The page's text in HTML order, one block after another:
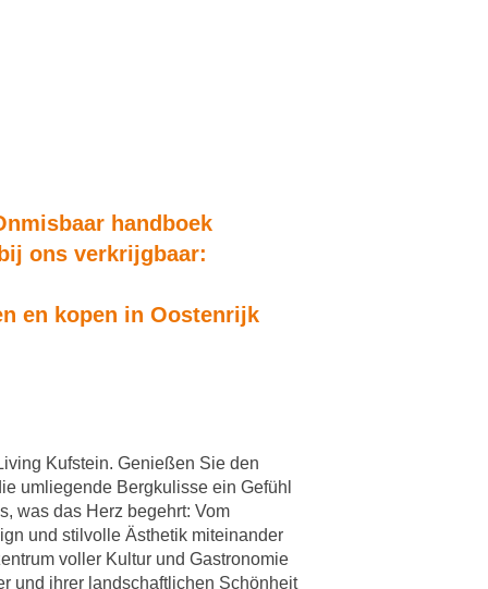
handboek
bij ons verkrijgbaar:
en kopen in Oostenrijk
Kufstein. Genießen Sie den
umliegende Bergkulisse ein Gefühl
was das Herz begehrt: Vom
und stilvolle Ästhetik miteinander
voller Kultur und Gastronomie
und ihrer landschaftlichen Schönheit